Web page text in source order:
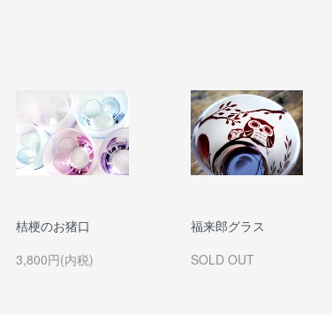
桔梗のお猪口
3,800円(内税)
福来郎グラス
SOLD OUT